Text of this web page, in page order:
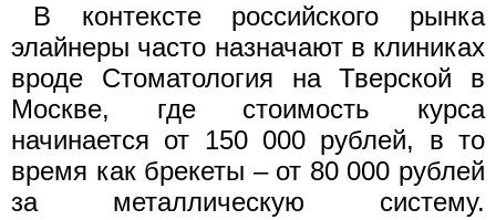
В контексте российского рынка
элайнеры часто назначают в клиниках
вроде Стоматология на Тверской в
Москве, где стоимость курса
начинается от 150 000 рублей, в то
время как брекеты – от 80 000 рублей
за металлическую систему.